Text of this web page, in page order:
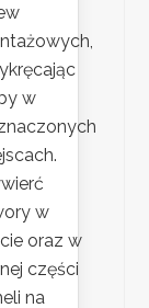
w
w
oraz w
części
na